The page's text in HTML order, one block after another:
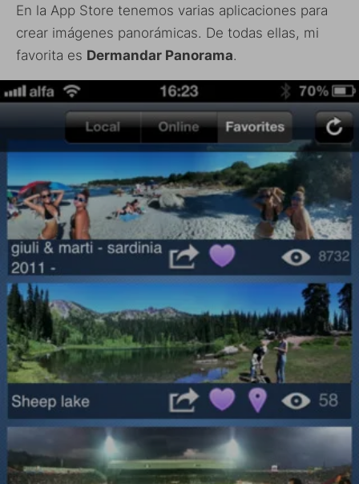
En la App Store tenemos varias aplicaciones para
crear imágenes panorámicas. De todas ellas, mi
favorita es Dermandar Panorama.